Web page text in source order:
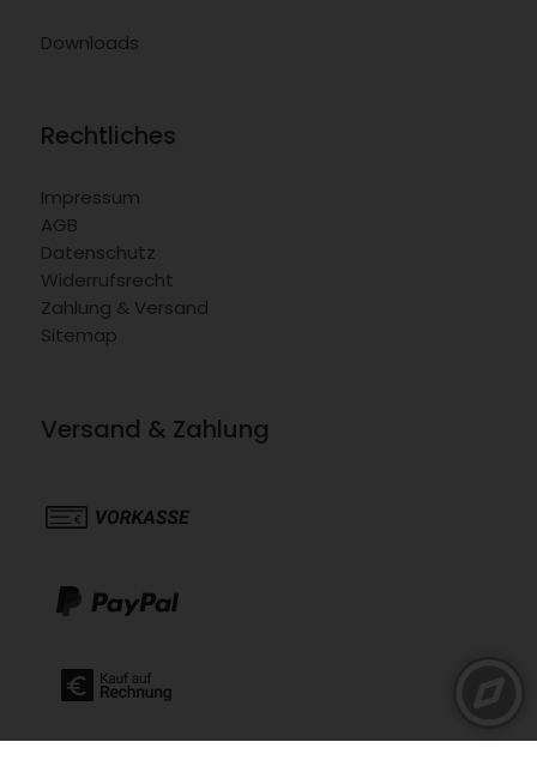
Downloads
Rechtliches
Impressum
AGB
Datenschutz
Widerrufsrecht
Zahlung & Versand
Sitemap
Versand & Zahlung